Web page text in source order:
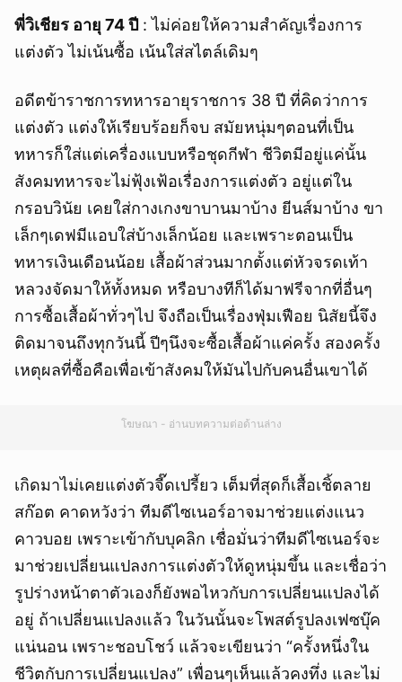
พี่วิเชียร อายุ 74 ปี : ไม่ค่อยให้ความสำคัญเรื่องการ
แต่งตัว ไม่เน้นซื้อ เน้นใส่สไตล์เดิมๆ
อดีตข้าราชการทหารอายุราชการ 38 ปี ที่คิดว่าการ
แต่งตัว แต่งให้เรียบร้อยก็จบ สมัยหนุ่มๆตอนที่เป็น
ทหารก็ใส่แต่เครื่องแบบหรือชุดกีฬา ชีวิตมีอยู่แค่นั้น
สังคมทหารจะไม่ฟุ้งเฟ้อเรื่องการแต่งตัว อยู่แต่ใน
กรอบวินัย เคยใส่กางเกงขาบานมาบ้าง ยีนส์มาบ้าง ขา
เล็กๆเดฟมีแอบใส่บ้างเล็กน้อย และเพราะตอนเป็น
ทหารเงินเดือนน้อย เสื้อผ้าส่วนมากตั้งแต่หัวจรดเท้า
หลวงจัดมาให้ทั้งหมด หรือบางทีก็ได้มาฟรีจากที่อื่นๆ
การซื้อเสื้อผ้าทั่วๆไป จึงถือเป็นเรื่องฟุ่มเฟือย นิสัยนี้จึง
ติดมาจนถึงทุกวันนี้ ปีๆนึงจะซื้อเสื้อผ้าแค่ครั้ง สองครั้ง
เหตุผลที่ซื้อคือเพื่อเข้าสังคมให้มันไปกับคนอื่นเขาได้
โฆษณา - อ่านบทความต่อด้านล่าง
เกิดมาไม่เคยแต่งตัวจี๊ดเปรี้ยว เต็มที่สุดก็เสื้อเชิ้ตลาย
สก๊อต คาดหวังว่า ทีมดีไซเนอร์อาจมาช่วยแต่งแนว
คาวบอย เพราะเข้ากับบุคลิก เชื่อมั่นว่าทีมดีไซเนอร์จะ
มาช่วยเปลี่ยนแปลงการแต่งตัวให้ดูหนุ่มขึ้น และเชื่อว่า
รูปร่างหน้าตาตัวเองก็ยังพอไหวกับการเปลี่ยนแปลงได้
อยู่ ถ้าเปลี่ยนแปลงแล้ว ในวันนั้นจะโพสต์รูปลงเฟซบุ๊ค
แน่นอน เพราะชอบโชว์ แล้วจะเขียนว่า “ครั้งหนึ่งใน
ชีวิตกับการเปลี่ยนแปลง” เพื่อนๆเห็นแล้วคงทึ่ง และไม่